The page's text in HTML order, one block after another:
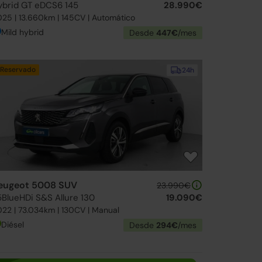
GT eDCS6 145
| 13.660km | 145CV | Automático
28.990€
Mild hybrid Desde 447€/mes
24h
Reservado
5008 SUV
S&S Allure 130
| 73.034km | 130CV | Manual
23.990€
19.090€
Diésel Desde 294€/mes